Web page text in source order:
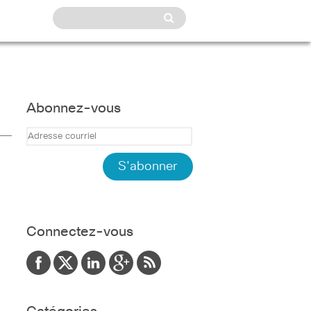
Abonnez-vous
Connectez-vous